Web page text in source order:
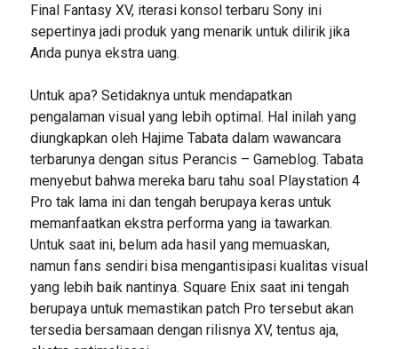
Final Fantasy XV, iterasi konsol terbaru Sony ini
sepertinya jadi produk yang menarik untuk dilirik jika
Anda punya ekstra uang.
Untuk apa? Setidaknya untuk mendapatkan
pengalaman visual yang lebih optimal. Hal inilah yang
diungkapkan oleh Hajime Tabata dalam wawancara
terbarunya dengan situs Perancis – Gameblog. Tabata
menyebut bahwa mereka baru tahu soal Playstation 4
Pro tak lama ini dan tengah berupaya keras untuk
memanfaatkan ekstra performa yang ia tawarkan.
Untuk saat ini, belum ada hasil yang memuaskan,
namun fans sendiri bisa mengantisipasi kualitas visual
yang lebih baik nantinya. Square Enix saat ini tengah
berupaya untuk memastikan patch Pro tersebut akan
tersedia bersamaan dengan rilisnya XV, tentus aja,